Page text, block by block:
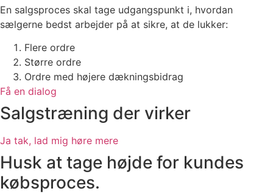
En salgsproces skal tage udgangspunkt i, hvordan
sælgerne bedst arbejder på at sikre, at de lukker:
Flere ordre
Større ordre
Ordre med højere dækningsbidrag
Få en dialog
Salgstræning der virker
Ja tak, lad mig høre mere
Husk at tage højde for kundes
købsproces.